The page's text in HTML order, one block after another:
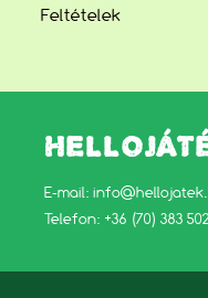
Feltételek
E-mail:
Telefon: +36 (70) 383